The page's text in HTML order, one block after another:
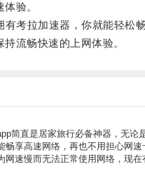
验。
考拉加速器，你就能轻松
持流畅快速的上网体验。
简直是居家旅行必备神器，无论
畅享高速网络，再也不用担心网
网速慢而无法正常使用网络，现